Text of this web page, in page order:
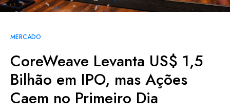
MERCADO
CoreWeave Levanta US$ 1,5
Bilhão em IPO, mas Ações
Caem no Primeiro Dia